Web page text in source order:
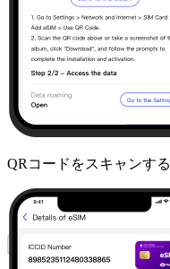
QRコードをスキャンする